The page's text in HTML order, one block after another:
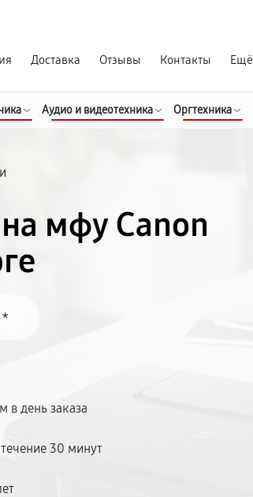
Доставка Отзывы Контакты Ещё
Аудио и видеотехника Оргтехника
мфу Canon
в день заказа
30 минут